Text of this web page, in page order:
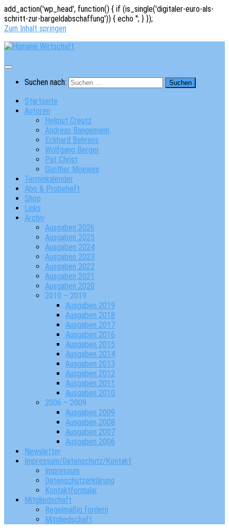
add_action('wp_head', function() { if (is_single('digitaler-euro-als-
schritt-zur-bargeldabschaffung')) { echo ''; } });
Zum Inhalt springen
Suchen nach:
Startseite
Autoren
Helmut Creutz
Andreas Bangemann
Eckhard Behrens
Wolfgang Berger
Pat Christ
Günther Moewes
Terminkalender
Abo & Probeheft
Shop
Links
Archiv
Ausgaben 2026
Ausgaben 2025
Ausgaben 2024
Ausgaben 2023
Ausgaben 2022
Ausgaben 2021
Ausgaben 2020
2010 – 2019
Ausgaben 2019
Ausgaben 2018
Ausgaben 2017
Ausgaben 2016
Ausgaben 2015
Ausgaben 2014
Ausgaben 2013
Ausgaben 2012
Ausgaben 2011
Ausgaben 2010
2006 – 2009
Ausgaben 2009
Ausgaben 2008
Ausgaben 2007
Ausgaben 2006
Newsletter
Impressum/Datenschutz/Kontakt
Impressum
Datenschutzerklärung
Kontaktformular
Mitgliedschaft
Regelmäßig fördern
Mitgliedschaft